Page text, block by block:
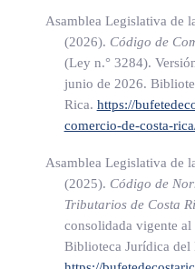
si corresponde el retiro del
ARTÍCULO 11
entenderse como la
Asamblea Legislativa de
(2026). Código de
(Ley n.° 3284).
junio de 2026.
Rica. https://
comercio-de-costa-
Asamblea Legislativa de
(2025). Código de
Tributarios de Costa
consolidada vigente
Biblioteca Jurídica del